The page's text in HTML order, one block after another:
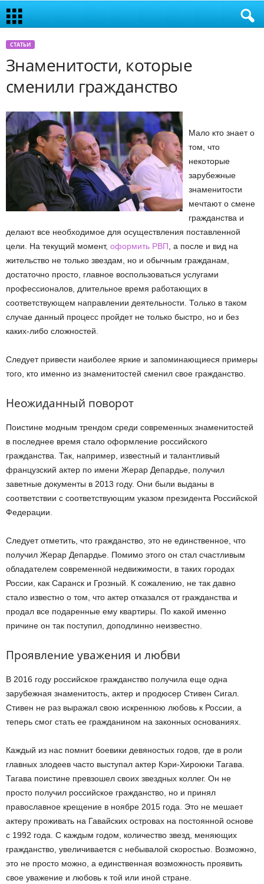
СТАТЬИ
Знаменитости, которые
сменили гражданство
Мало кто знает о
том, что
некоторые
зарубежные
знаменитости
мечтают о смене
гражданства и
делают все необходимое для осуществления поставленной
цели. На текущий момент, оформить РВП , а после и вид на
жительство не только звездам, но и обычным гражданам,
достаточно просто, главное воспользоваться услугами
профессионалов, длительное время работающих в
соответствующем направлении деятельности. Только в таком
случае данный процесс пройдет не только быстро, но и без
каких-либо сложностей.
Следует привести наиболее яркие и запоминающиеся примеры
того, кто именно из знаменитостей сменил свое гражданство.
Неожиданный поворот
Поистине модным трендом среди современных знаменитостей
в последнее время стало оформление российского
гражданства. Так, например, известный и талантливый
французский актер по имени Жерар Депардье, получил
заветные документы в 2013 году. Они были выданы в
соответствии с соответствующим указом президента Российской
Федерации.
Следует отметить, что гражданство, это не единственное, что
получил Жерар Депардье. Помимо этого он стал счастливым
обладателем современной недвижимости, в таких городах
России, как Саранск и Грозный. К сожалению, не так давно
стало известно о том, что актер отказался от гражданства и
продал все подаренные ему квартиры. По какой именно
причине он так поступил, доподлинно неизвестно.
Проявление уважения и любви
В 2016 году российское гражданство получила еще одна
зарубежная знаменитость, актер и продюсер Стивен Сигал.
Стивен не раз выражал свою искреннюю любовь к России, а
теперь смог стать ее гражданином на законных основаниях.
Каждый из нас помнит боевики девяностых годов, где в роли
главных злодеев часто выступал актер Кэри-Хироюки Тагава.
Тагава поистине превзошел своих звездных коллег. Он не
просто получил российское гражданство, но и принял
православное крещение в ноябре 2015 года. Это не мешает
актеру проживать на Гавайских островах на постоянной основе
с 1992 года. С каждым годом, количество звезд, меняющих
гражданство, увеличивается с небывалой скоростью. Возможно,
это не просто можно, а единственная возможность проявить
свое уважение и любовь к той или иной стране.